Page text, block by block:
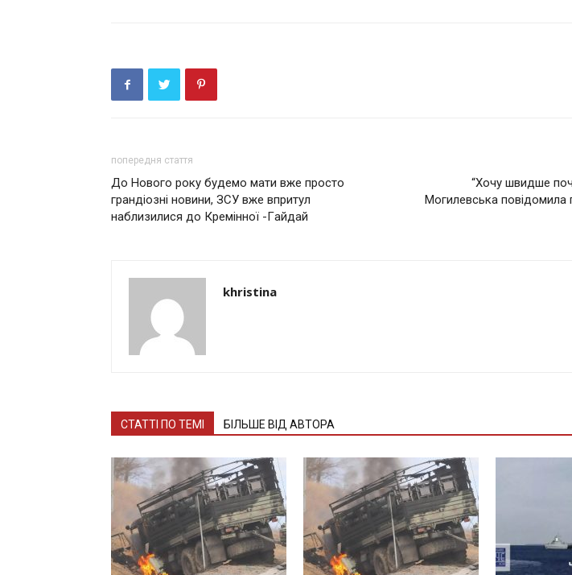
попередня стаття
До Нового року будемо мати вже просто
грандіозні новини, ЗСУ вже впритул
наблизилися до Крeмінної -Гaйдaй
“Хочу швидше
Могилевська повідомила
khristina
СТАТТІ ПО ТЕМІ БІЛЬШЕ ВІД АВТОРА